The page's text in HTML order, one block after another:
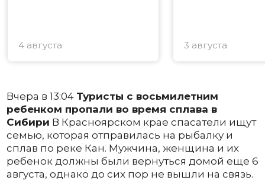
4 августа 3 августа
Вчера в 13:04 Туристы с восьмилетним
ребенком пропали во время сплава в
Сибири В Красноярском крае спасатели ищут
семью, которая отправилась на рыбалку и
сплав по реке Кан. Мужчина, женщина и их
ребенок должны были вернуться домой еще 6
августа, однако до сих пор не вышли на связь.